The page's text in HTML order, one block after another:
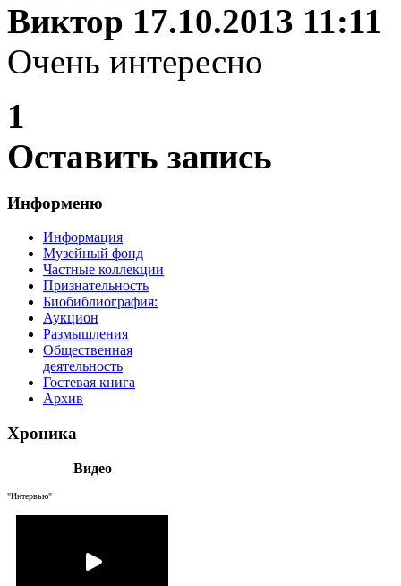
Виктор 17.10.2013 11:11
Очень интересно
1
Оставить запись
Информеню
Информация
Музейный фонд
Частные коллекции
Признательность
Биобиблиография:
Аукцион
Размышления
Общественная
деятельность
Гостевая книга
Архив
Хроника
Видео
"Интервью"